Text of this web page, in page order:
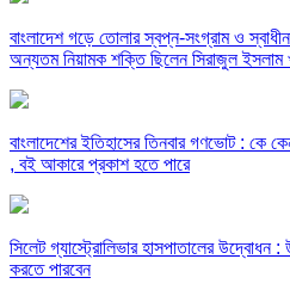
বাংলাদেশ গড়ে তোলার স্বপ্ন-সংগ্রাম ও
অন্যতম নিয়ামক শক্তি ছিলেন সিরাজুল ইসলাম
বাংলাদেশের ইতিহাসের তিনবার গণভোট : কে
, বই আকারে প্রকাশ হতে পারে
সিলেট গ্যাস্ট্রোলিভার হাসপাতালের উদ্বোধন :
করতে পারবেন